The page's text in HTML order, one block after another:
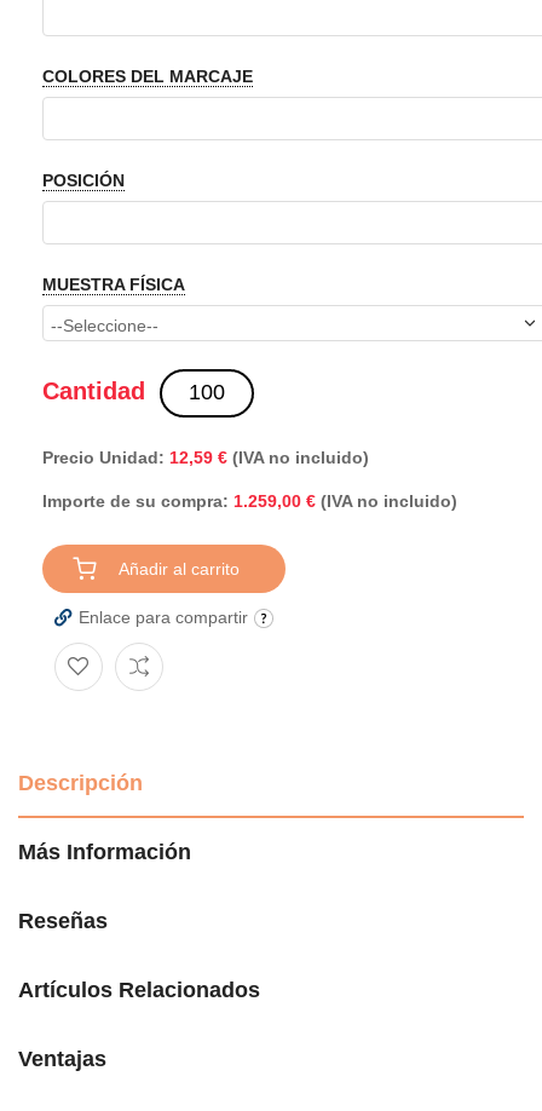
COLORES DEL MARCAJE
POSICIÓN
MUESTRA FÍSICA
Cantidad
Precio Unidad: 12,59 € (IVA no incluido)
Importe de su compra: 1.259,00 € (IVA no incluido)
Añadir al carrito
Enlace para compartir
Descripción
Más Información
Reseñas
Artículos Relacionados
Ventajas